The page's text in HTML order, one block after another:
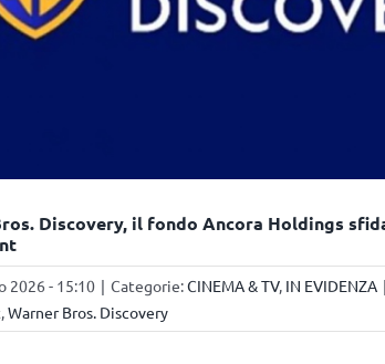
Discovery, il fondo Ancora Holdings
2026 - 15:10 | Categorie:CINEMA & TV, IN EVIDENZA |
,Warner Bros. Discovery